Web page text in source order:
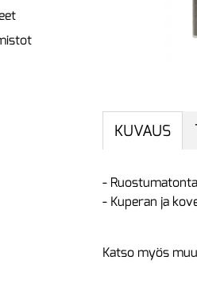
KUVAUS
-
- Kuperan ja
Katso myös